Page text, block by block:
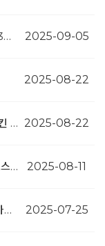
[제품소개] Sous Vide(수비드)로 처리한 콩 3종을 소개합니다. 2025-09-05
2025-08-22
[제품소개] 유기농 에티오피아 빈으로 발효시킨 커피술 | 데베나 부나 2025-08-22
[제품소개] 튀긴 음식에 최적인 브라질리안 소스 | 코파카바나 2025-08-11
[제품소개] 마다가스카르 브루봉 바닐라빈 | 카비아니 2025-07-25